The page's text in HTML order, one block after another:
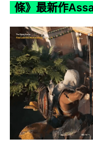
條》最新作